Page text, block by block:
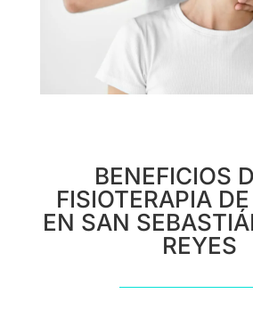
BENEFICIOS
FISIOTERAPIA
EN SAN
REYES